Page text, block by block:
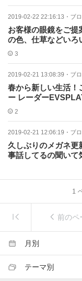
2019-02-22 22:16:13 ・ ブ
お客様の眼鏡をご提
の色、仕草などいろ
3
2019-02-21 13:08:39 ・ ブ
春から新しい生活！
ー レーダー
2
2019-02-21 12:06:19 ・ ブ
久しぶりのメガネ更
事話してるの聞いて
1
前のペ
月別
テーマ別